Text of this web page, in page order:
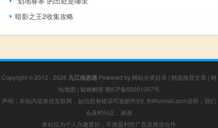
暗影之王2收集攻略
Copyright © 2012 - 2026 九江信息港 Powered by 网站分类目录 | 精选推荐文章 | 网
站地图 | 疑难解答 赣ICP备05001007号
声明：本站内容来自互联网，如信息有错误可发邮件到f_fb#foxmail.com说明，我们
会及时纠正，谢谢
本站仅为个人兴趣爱好，不接盈利性广告及商业合作